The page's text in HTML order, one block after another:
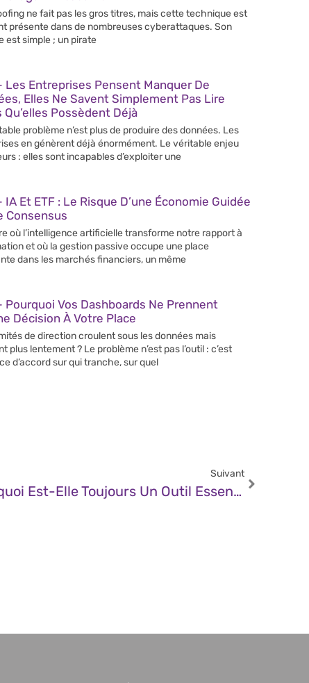
ne fait pas les gros titres, mais cette technique est
présente dans de nombreuses cyberattaques. Son
est simple ; un pirate
Les Entreprises Pensent Manquer De
Elles Ne Savent Simplement Pas Lire
Qu’elles Possèdent Déjà
problème n’est plus de produire des données. Les
en génèrent déjà énormément. Le véritable enjeu
: elles sont incapables d’exploiter une
IA Et ETF : Le Risque D’une Économie Guidée
Consensus
où l’intelligence artificielle transforme notre rapport à
et où la gestion passive occupe une place
dans les marchés financiers, un même
Pourquoi Vos Dashboards Ne Prennent
Décision À Votre Place
de direction croulent sous les données mais
plus lentement ? Le problème n’est pas l’outil : c’est
d’accord sur qui tranche, sur quel
Suivant
JDN – La Clé USB : Pourquoi Est-Elle Toujours Un Outil Essentiel Pour La Sécurité Des Données ?